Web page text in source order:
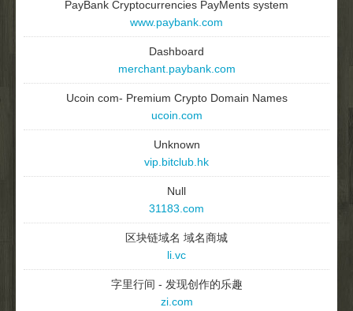
PayBank Cryptocurrencies PayMents system
www.paybank.com
Dashboard
merchant.paybank.com
Ucoin com- Premium Crypto Domain Names
ucoin.com
Unknown
vip.bitclub.hk
Null
31183.com
区块链域名 域名商城
li.vc
字里行间 - 发现创作的乐趣
zi.com